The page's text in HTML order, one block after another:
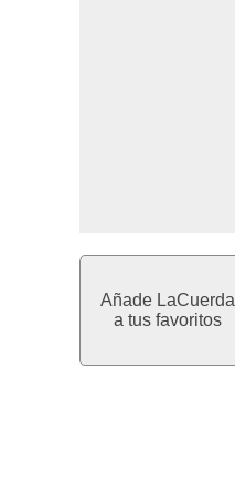
Añade LaCuerda
a tus favoritos